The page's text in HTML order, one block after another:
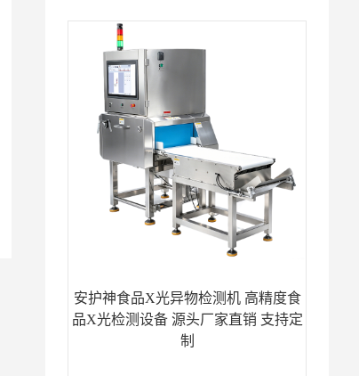
安护神食品X光异物检测机 高精度食
品X光检测设备 源头厂家直销 支持定
制